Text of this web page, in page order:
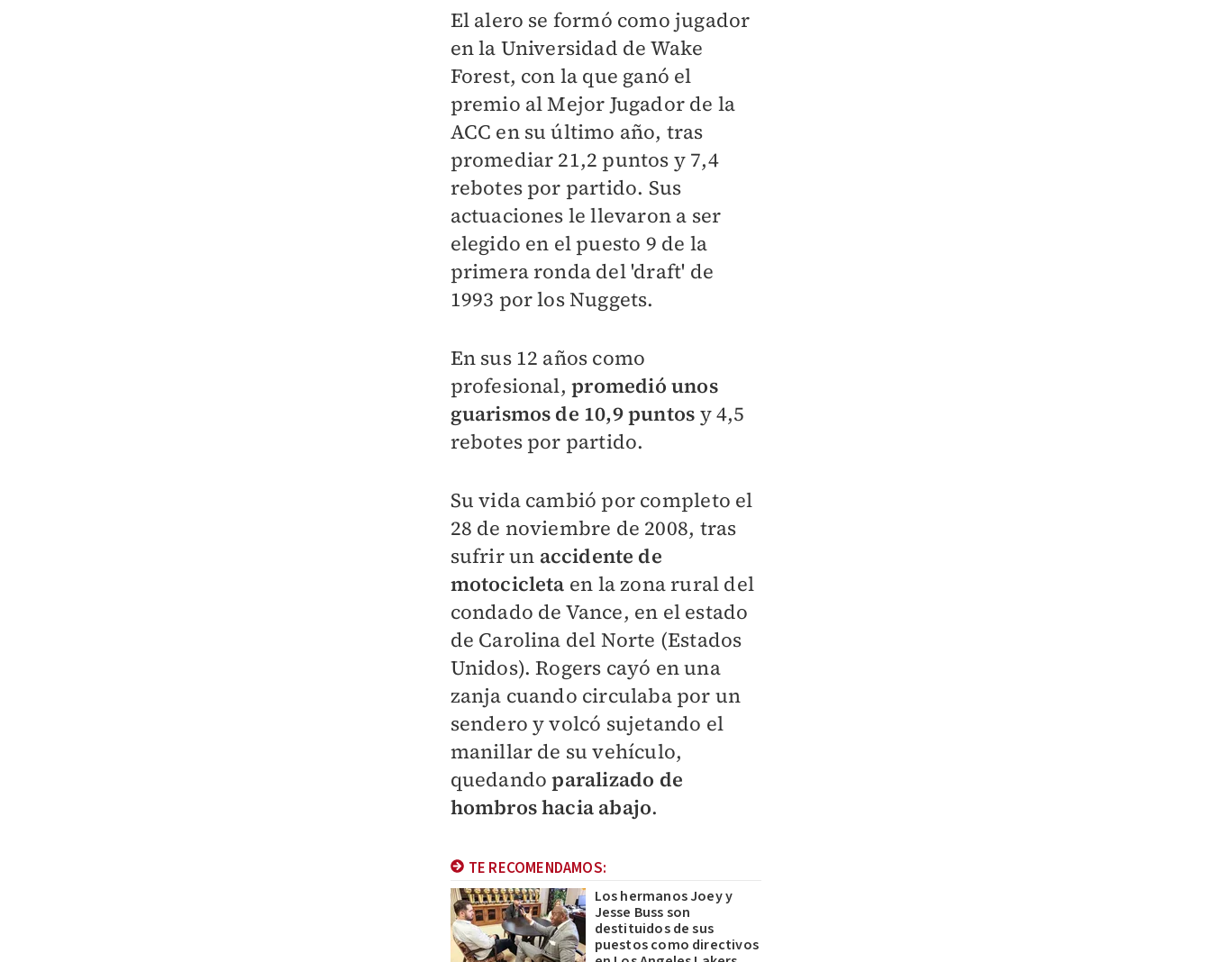
El alero se formó como jugador
en la Universidad de Wake
Forest, con la que ganó el
premio al Mejor Jugador de la
ACC en su último año, tras
promediar 21,2 puntos y 7,4
rebotes por partido. Sus
actuaciones le llevaron a ser
elegido en el puesto 9 de la
primera ronda del 'draft' de
1993 por los Nuggets.
En sus 12 años como
profesional,promedió unos
guarismos de 10,9 puntos y 4,5
rebotes por partido.
Su vida cambió por completo el
28 de noviembre de 2008, tras
sufrir un accidente de
motocicleta en la zona rural del
condado de Vance, en el estado
de Carolina del Norte (Estados
Unidos). Rogers cayó en una
zanja cuando circulaba por un
sendero y volcó sujetando el
manillar de su vehículo,
quedandoparalizado de
hombros hacia abajo.
TE RECOMENDAMOS:
Los hermanos Joey y
Jesse Buss son
destituidos de sus
puestos como directivos